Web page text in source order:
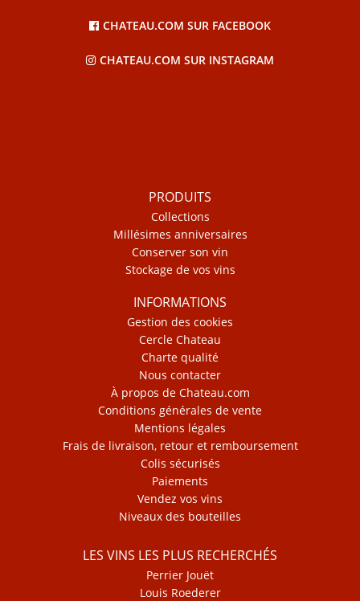
CHATEAU.COM SUR FACEBOOK
CHATEAU.COM SUR INSTAGRAM
PRODUITS
Collections
Millésimes anniversaires
Conserver son vin
Stockage de vos vins
INFORMATIONS
Gestion des cookies
Cercle Chateau
Charte qualité
Nous contacter
À propos de Chateau.com
Conditions générales de vente
Mentions légales
Frais de livraison, retour et remboursement
Colis sécurisés
Paiements
Vendez vos vins
Niveaux des bouteilles
LES VINS LES PLUS RECHERCHÉS
Perrier Jouët
Louis Roederer